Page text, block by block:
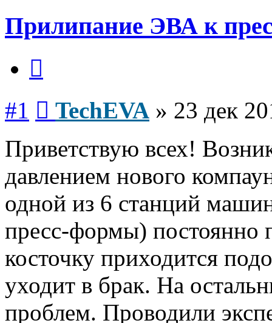
Прилипание ЭВА к
#1 TechEVA » 23 дек
Приветствую всех!
давлением нового
одной из 6 станций
пресс-формы) постоянно
косточку приходится
уходит в брак. На
проблем. Проводили